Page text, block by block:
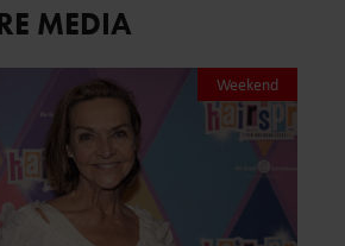
MEDIA
Weekend